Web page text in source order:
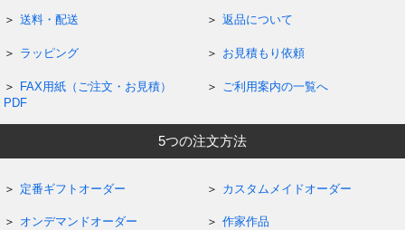
送料・配送 返品について
ラッピング お見積もり依頼
FAX用紙（ご注文・お見積）
PDF
ご利用案内の一覧へ
5つの注文方法
定番ギフトオーダー カスタムメイドオーダー
オンデマンドオーダー 作家作品